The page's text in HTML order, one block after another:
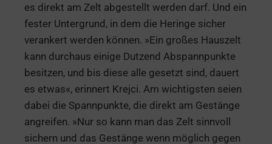
es direkt am Zelt abgestellt werden darf. Und ein
fester Untergrund, in dem die Heringe sicher
verankert werden können. »Ein großes Hauszelt
kann durchaus einige Dutzend Abspannpunkte
besitzen, und bis diese alle gesetzt sind, dauert
es etwas«, erinnert Krejci. Am wichtigsten seien
dabei die Spannpunkte, die direkt am Gestänge
angreifen. »Nur so kann man das Zelt sinnvoll
sichern und das Gestänge wenn möglich gegen